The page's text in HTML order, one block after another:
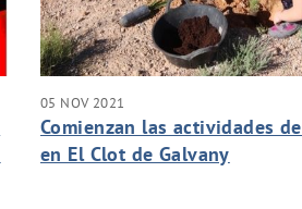
05 NOV 2021
Comienzan las actividades
en El Clot de Galvany